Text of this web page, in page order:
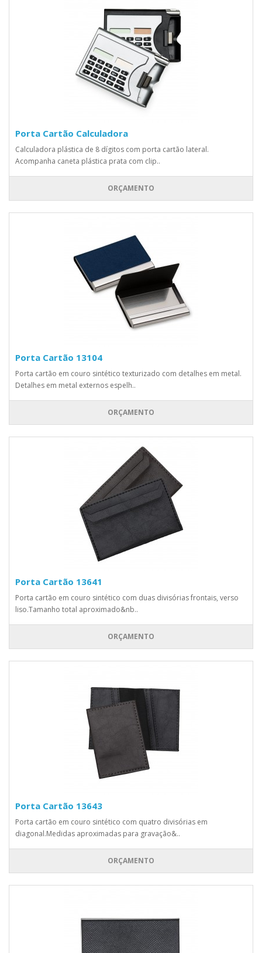
Porta Cartão Calculadora
Calculadora plástica de 8 dígitos com porta cartão lateral.
Acompanha caneta plástica prata com clip..
ORÇAMENTO
Porta Cartão 13104
Porta cartão em couro sintético texturizado com detalhes em metal.
Detalhes em metal externos espelh..
ORÇAMENTO
Porta Cartão 13641
Porta cartão em couro sintético com duas divisórias frontais, verso
liso.Tamanho total aproximado&nb..
ORÇAMENTO
Porta Cartão 13643
Porta cartão em couro sintético com quatro divisórias em
diagonal.Medidas aproximadas para gravação&..
ORÇAMENTO